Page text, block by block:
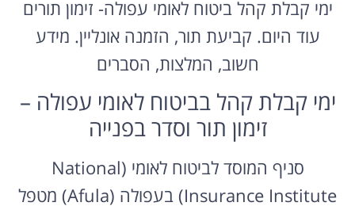
ימי קבלת קהל ביטוח לאומי עפולה- זימון תורים
עוד היום. קביעת תור, הזמנה אונליין. מידע
חשוב, המלצות, הסברים
ימי קבלת קהל בביטוח לאומי עפולה –
זימון תור וסדר בפנייה
סניף המוסד לביטוח לאומי (National
Insurance Institute) בעפולה (Afula) מטפל